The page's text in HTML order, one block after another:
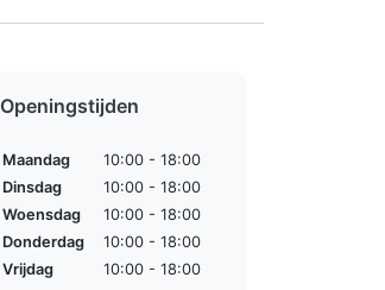
Openingstijden
Maandag
10:00 - 18:00
Dinsdag
10:00 - 18:00
Woensdag
10:00 - 18:00
Donderdag
10:00 - 18:00
Vrijdag
10:00 - 18:00